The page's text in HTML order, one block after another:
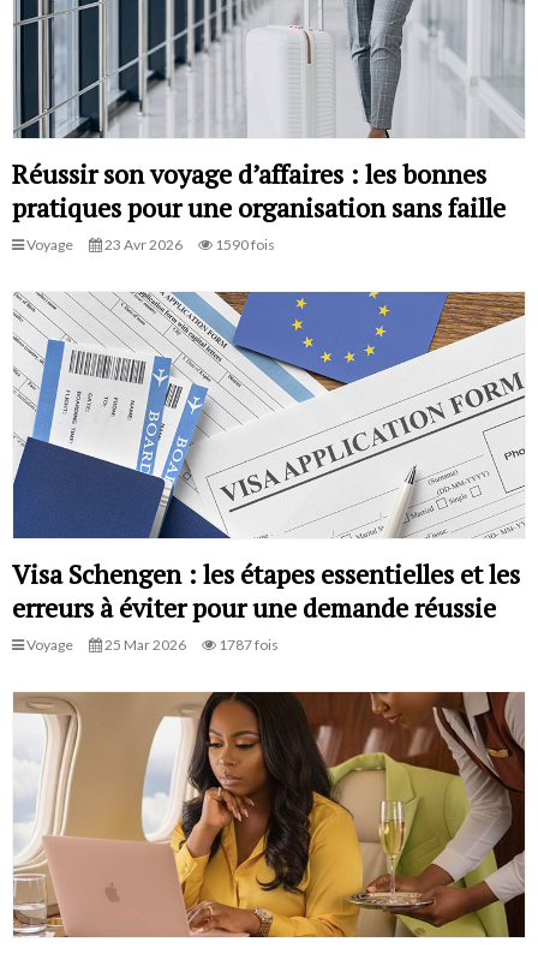
Réussir son voyage d’affaires : les bonnes
pratiques pour une organisation sans faille
Voyage 23 Avr 2026 1590 fois
Visa Schengen : les étapes essentielles et les
erreurs à éviter pour une demande réussie
Voyage 25 Mar 2026 1787 fois